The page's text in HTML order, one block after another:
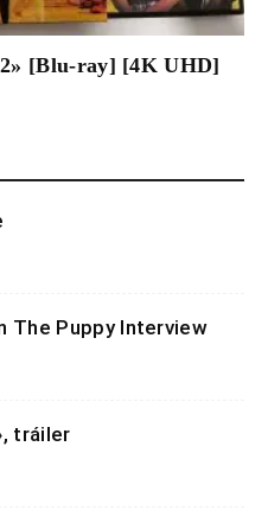
[Blu-ray] [4K UHD]
The Puppy Interview
tráiler